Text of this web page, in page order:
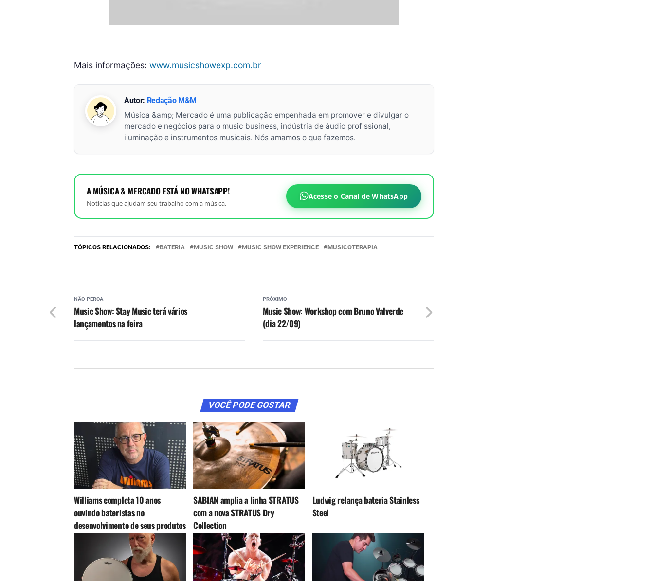
Mais informações: www.musicshowexp.com.br
Autor: Redação M&M
Música &amp; Mercado é uma publicação empenhada em promover e divulgar o
mercado e negócios para o music business, indústria de áudio profissional,
iluminação e instrumentos musicais. Nós amamos o que fazemos.
A MÚSICA & MERCADO ESTÁ NO WHATSAPP!
Noticias que ajudam seu trabalho com a música.
Acesse o Canal de WhatsApp
TÓPICOS RELACIONADOS: BATERIA MUSIC SHOW MUSIC SHOW EXPERIENCE MUSICOTERAPIA
PRÓXIMO
Music Show: Workshop com Bruno Valverde
(dia 22/09)
NÃO PERCA
Music Show: Stay Music terá vários
lançamentos na feira
VOCÊ PODE GOSTAR
Williams completa 10 anos
ouvindo bateristas no
desenvolvimento de seus produtos
SABIAN amplia a linha STRATUS
com a nova STRATUS Dry
Collection
Ludwig relança bateria Stainless
Steel